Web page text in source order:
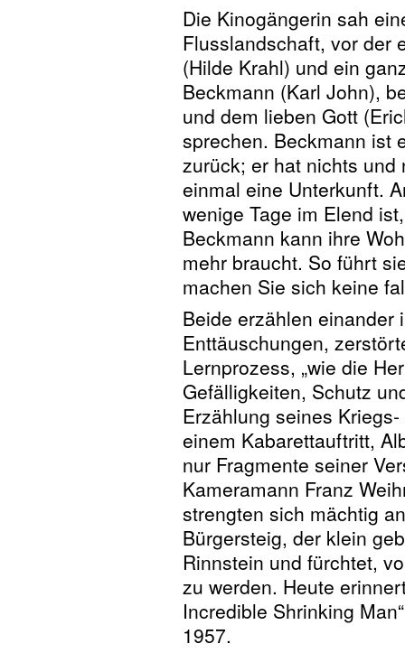
Die Kinogängerin sah
Flusslandschaft, vor der
(Hilde Krahl) und ein
Beckmann (Karl John),
und dem lieben Gott
sprechen. Beckmann ist
zurück; er hat nichts
einmal eine Unterkunft.
wenige Tage im Elend
Beckmann kann ihre
mehr braucht. So führt
machen Sie sich keine
Beide erzählen einander
Enttäuschungen,
Lernprozess, „wie die
Gefälligkeiten, Schutz
Erzählung seines
einem Kabarettauftritt,
nur Fragmente seiner
Kameramann Franz
strengten sich mächtig
Bürgersteig, der klein
Rinnstein und fürchtet,
zu werden. Heute
Incredible Shrinking
1957.